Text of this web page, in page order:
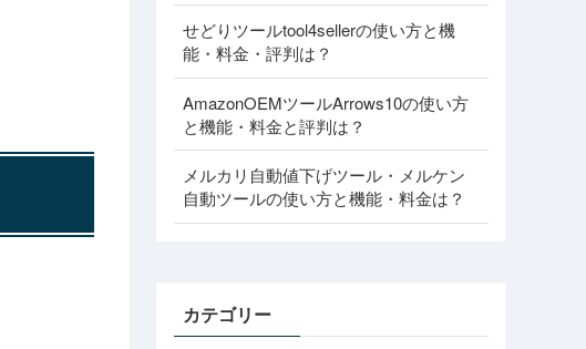
せどりツールtool4sellerの使い方と機
能・料金・評判は？
AmazonOEMツールArrows10の使い方
と機能・料金と評判は？
メルカリ自動値下げツール・メルケン
自動ツールの使い方と機能・料金は？
カテゴリー